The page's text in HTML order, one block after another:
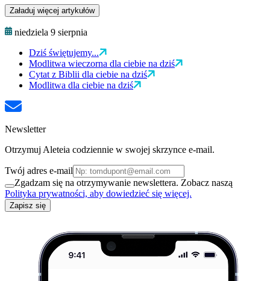
Załaduj więcej artykułów
niedziela 9 sierpnia
Dziś świętujemy...
Modlitwa wieczorna dla ciebie na dziś
Cytat z Biblii dla ciebie na dziś
Modlitwa dla ciebie na dziś
Newsletter
Otrzymuj Aleteia codziennie w swojej skrzynce e-mail.
Twój adres e-mail
Zgadzam się na otrzymywanie newslettera. Zobacz naszą
Polityka prywatności, aby dowiedzieć się więcej.
Zapisz się